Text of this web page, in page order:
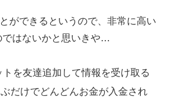
ができるというので、非常に高い
ではないかと思いきや…
を友達追加して情報を受け取る
だけでどんどんお金が入金され